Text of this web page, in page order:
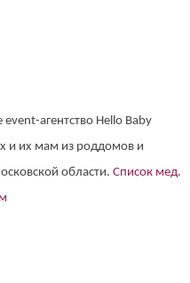
агентство Hello Baby
и их мам из роддомов и
области. Список мед.